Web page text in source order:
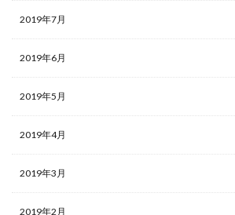
2019年7月
2019年6月
2019年5月
2019年4月
2019年3月
2019年2月